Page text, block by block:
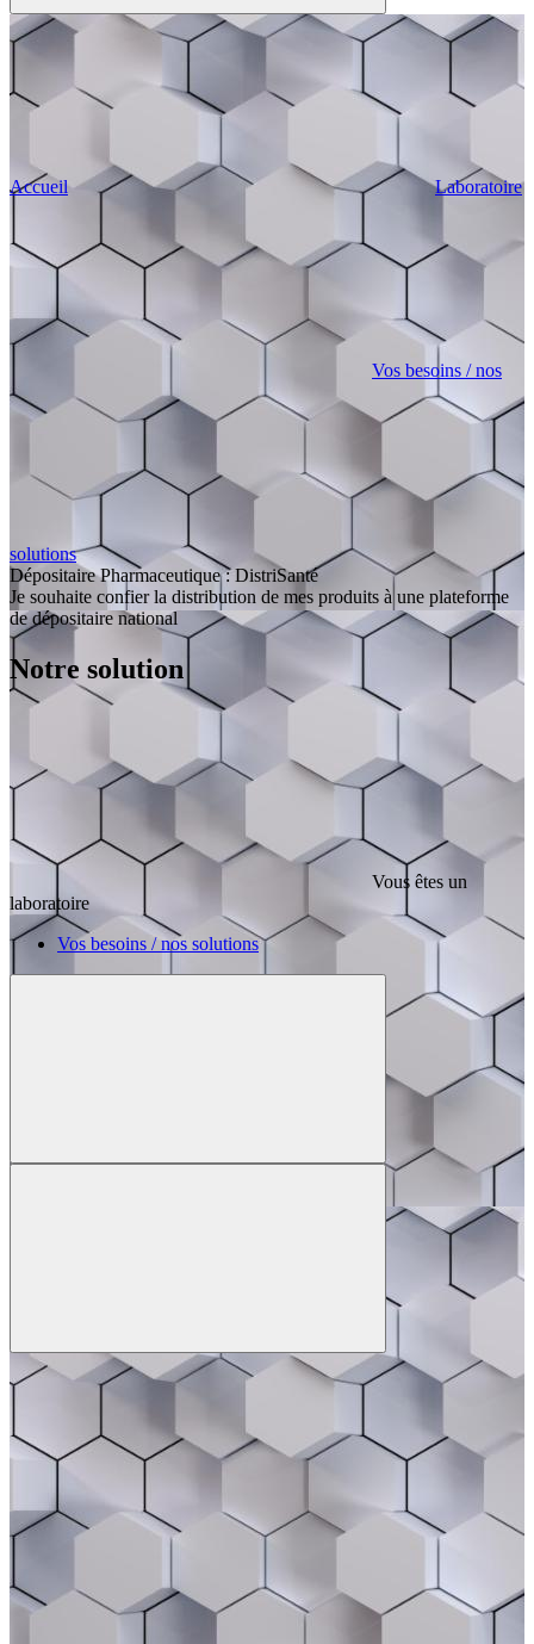
Accueil Laboratoire
Vos besoins / nos
solutions
Dépositaire Pharmaceutique : DistriSanté
Je souhaite confier la distribution de mes produits à une plateforme
de dépositaire national
Notre solution
Vous êtes un
laboratoire
Vos besoins / nos solutions